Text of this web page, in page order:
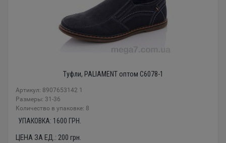
Туфли, PALIAMENT оптом C6078-1
Артикул: 8907653142 1
Размеры: 31-36
Количество в упаковке: 8
УПАКОВКА: 1600 ГРН.
ЦЕНА ЗА ЕД.: 200 грн.